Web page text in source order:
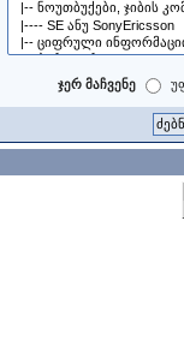
ჯერ მაჩვენე